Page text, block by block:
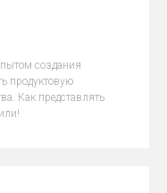
создания
продуктовую
Как представлять